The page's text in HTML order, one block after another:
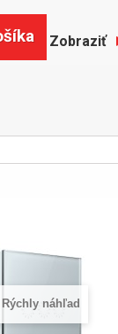
Zobraziť
Rýchly náhľad